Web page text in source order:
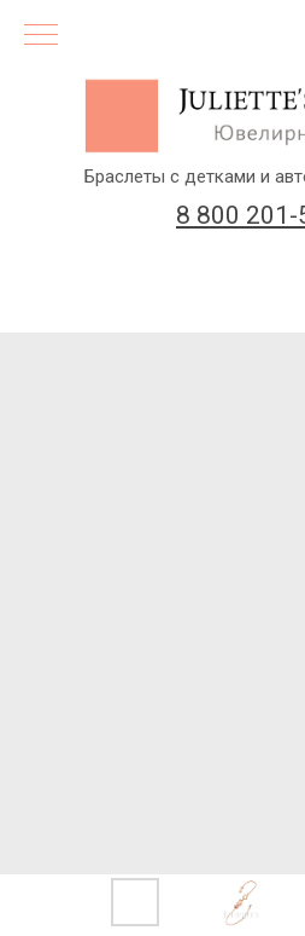
8 800 201-
Браслеты с детками и